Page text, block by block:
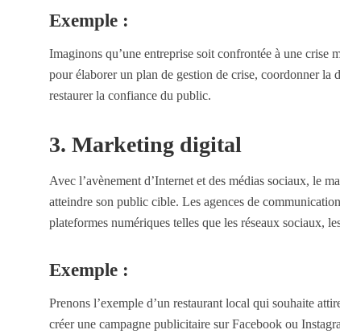
Exemple :
Imaginons qu’une entreprise soit confrontée à une
pour élaborer un plan de gestion de crise, coordonner la
restaurer la confiance du public.
3. Marketing digital
Avec l’avènement d’Internet et des médias sociaux, le
atteindre son public cible. Les agences de
plateformes numériques telles que les réseaux sociaux,
Exemple :
Prenons l’exemple d’un restaurant local qui souhaite
créer une campagne publicitaire sur Facebook ou